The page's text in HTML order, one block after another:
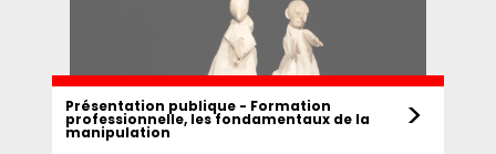
Présentation publique - Formation
professionnelle, les fondamentaux de la
manipulation >